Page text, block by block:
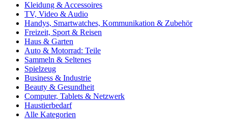
Kleidung & Accessoires
TV, Video & Audio
Handys, Smartwatches, Kommunikation & Zubehör
Freizeit, Sport & Reisen
Haus & Garten
Auto & Motorrad: Teile
Sammeln & Seltenes
Spielzeug
Business & Industrie
Beauty & Gesundheit
Computer, Tablets & Netzwerk
Haustierbedarf
Alle Kategorien